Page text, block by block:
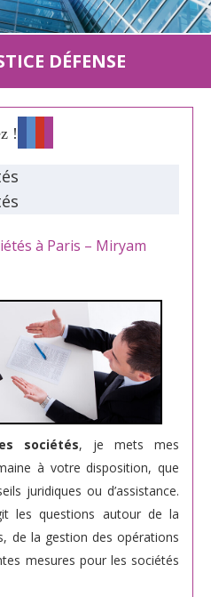
DÉFENSE
!
à Paris – Miryam
sociétés, je mets mes
à votre disposition, que
juridiques ou d’assistance.
les questions autour de la
de la gestion des opérations
mesures pour les sociétés